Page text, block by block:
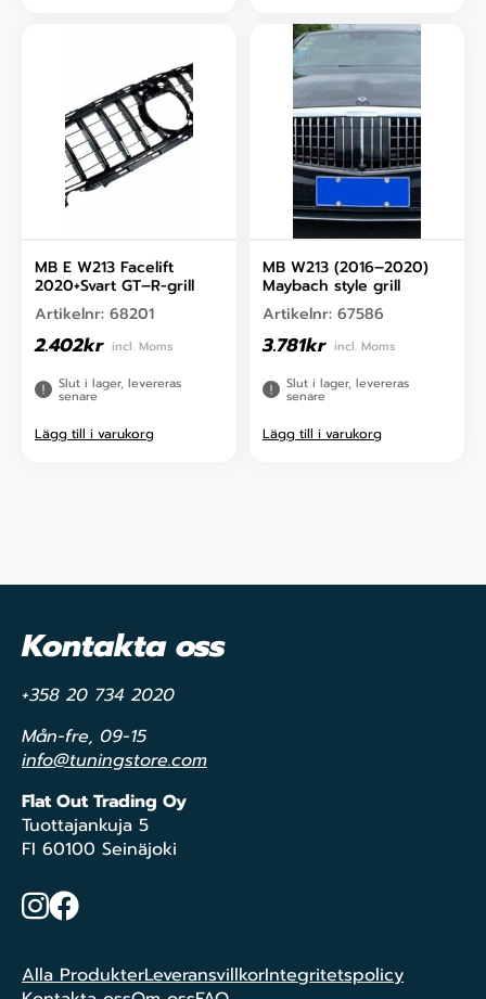
MB E W213 Facelift
2020+Svart GT–R-grill
Artikelnr: 68201
2.402kr incl. Moms
Slut i lager, levereras
senare
Lägg till i varukorg
MB W213 (2016–2020)
Maybach style grill
Artikelnr: 67586
3.781kr incl. Moms
Slut i lager, levereras
senare
Lägg till i varukorg
Kontakta oss
+358 20 734 2020
Mån-fre, 09-15
info@tuningstore.com
Flat Out Trading Oy
Tuottajankuja 5
FI 60100 Seinäjoki
Instagram
Facebook
Alla ProdukterLeveransvillkorIntegritetspolicy